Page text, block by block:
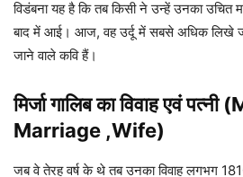
विडंबना यह है कि तब किसी ने उन्हें उनका उचित
बाद में आई। आज, वह उर्दू में सबसे अधिक लिखे
जाने वाले कवि हैं।
मिर्जा गालिब का विवाह एवं
Marriage ,Wife)
जब वे तेरह वर्ष के थे तब उनका विवाह लगभग